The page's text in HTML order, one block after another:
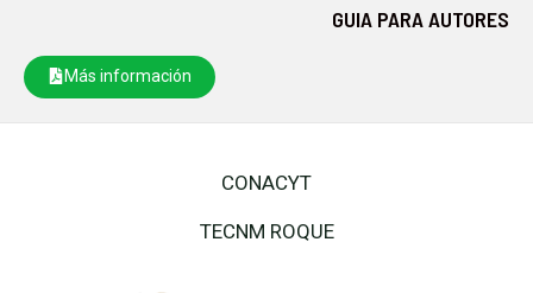
GUIA PARA AUTORES
Más información
CONACYT
TECNM ROQUE